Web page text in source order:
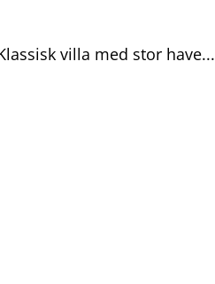
villa med stor have...